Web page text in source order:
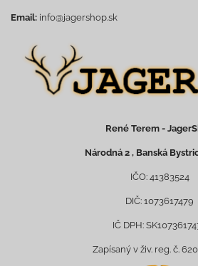
Email: info@jagershop.sk
René Terem -
Národná 2 , Banská
IČO: 41383524
DIČ: 1073617479
IČ DPH:
Zapísaný v živ. reg. č.